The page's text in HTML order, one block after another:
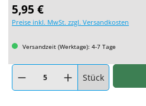
Regulärer Preis:
5,95 €
Preise inkl. MwSt. zzgl. Versandkosten
Versandzeit (Werktage): 4-7 Tage
Produkt Anzahl: Gib den gewünschten
Stück